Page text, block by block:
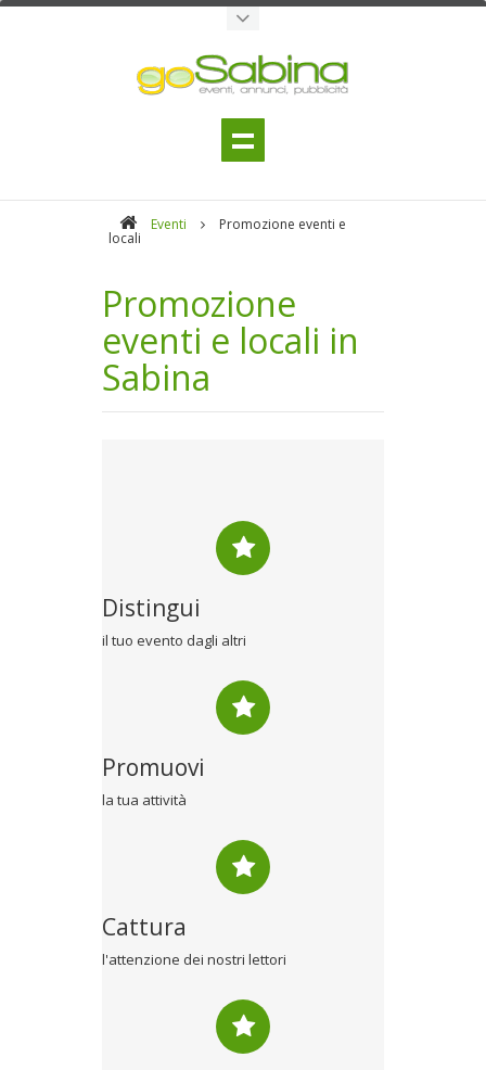
Eventi Promozione eventi e
locali
Promozione
eventi e locali in
Sabina
Distingui
il tuo evento dagli altri
Promuovi
la tua attività
Cattura
l'attenzione dei nostri lettori